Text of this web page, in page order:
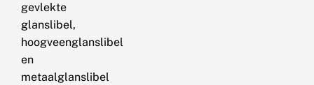
gevlekte
glanslibel,
hoogveenglanslibel
en
metaalglanslibel